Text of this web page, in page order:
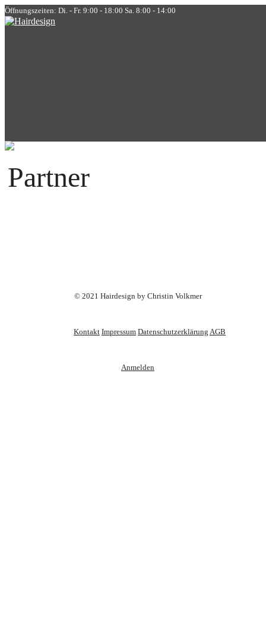
Öffnungszeiten: Di. - Fr. 9:00 - 18:00 Sa. 8:00 - 14:00
Partner
© 2021 Hairdesign by Christin Volkmer
Kontakt Impressum Datenschutzerklärung AGB
Anmelden